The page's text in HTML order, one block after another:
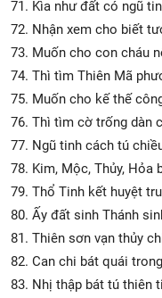
71. Kìa như đất có ngũ
72. Nhận xem cho biết
73. Muốn cho con cháu
74. Thì tìm Thiên Mã
75. Muốn cho kế thế
76. Thì tìm cờ trống dàn
77. Ngũ tinh cách tú
78. Kim, Mộc, Thủy, Hỏa
79. Thổ Tinh kết huyệt
80. Ấy đất sinh Thánh
81. Thiên sơn vạn thủy
82. Can chi bát quái
83. Nhị thập bát tú thiên